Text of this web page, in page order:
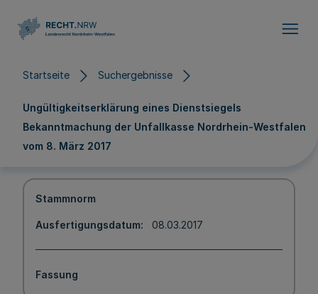
Startseite Suchergebnisse
Ungültigkeitserklärung eines Dienstsiegels
Bekanntmachung der Unfallkasse Nordrhein-Westfalen
vom 8. März 2017
Stammnorm
Ausfertigungsdatum 08.03.2017
Fassung